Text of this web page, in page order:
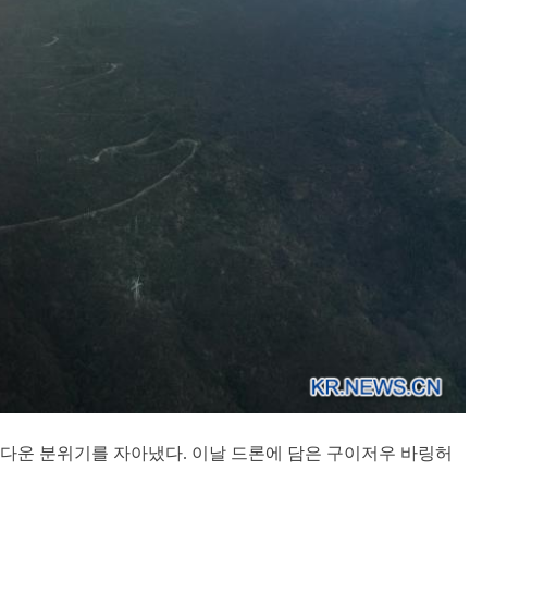
운 분위기를 자아냈다. 이날 드론에 담은 구이저우 바링허